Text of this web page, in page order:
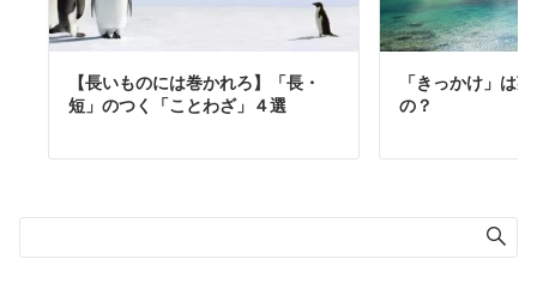
【長いものには巻かれろ】「長・
短」のつく「ことわざ」４選
「きっかけ」は
の？